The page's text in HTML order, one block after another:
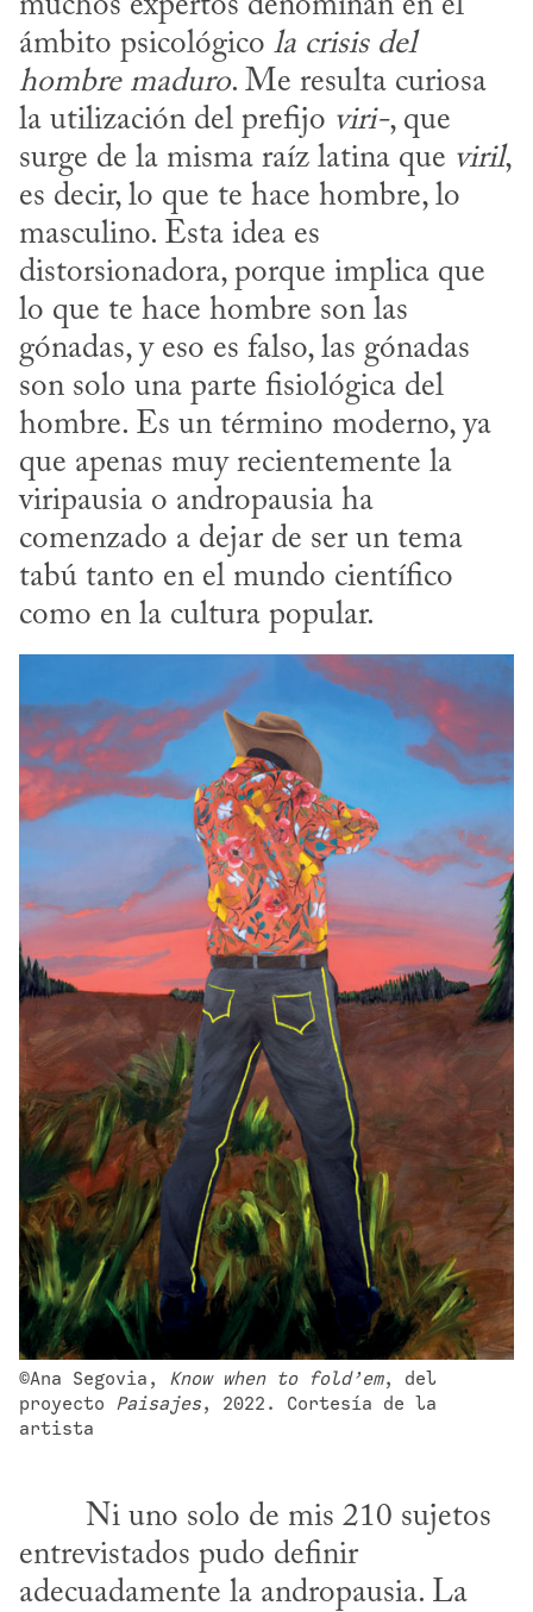
ámbito psicológico la crisis del
hombre maduro. Me resulta curiosa
la utilización del prefijo viri-, que
surge de la misma raíz latina que viril,
es decir, lo que te hace hombre, lo
masculino. Esta idea es
distorsionadora, porque implica que
lo que te hace hombre son las
gónadas, y eso es falso, las gónadas
son solo una parte fisiológica del
hombre. Es un término moderno, ya
que apenas muy recientemente la
viripausia o andropausia ha
comenzado a dejar de ser un tema
tabú tanto en el mundo científico
como en la cultura popular.
©Ana Segovia, Know when to fold’em, del
proyecto Paisajes, 2022. Cortesía de la
artista
entrevistados pudo definir
adecuadamente la andropausia. La